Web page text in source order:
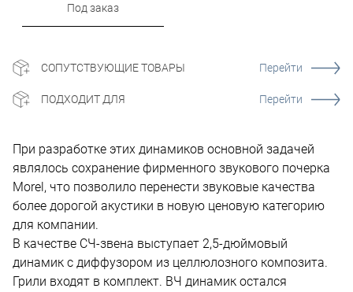
Под заказ
СОПУТСТВУЮЩИЕ ТОВАРЫ Перейти
ПОДХОДИТ ДЛЯ Перейти
При разработке этих динамиков основной задачей
являлось сохранение фирменного звукового почерка
Morel, что позволило перенести звуковые качества
более дорогой акустики в новую ценовую категорию
для компании.
В качестве СЧ-звена выступает 2,5-дюймовый
динамик с диффузором из целлюлозного композита.
Грили входят в комплект. ВЧ динамик остался